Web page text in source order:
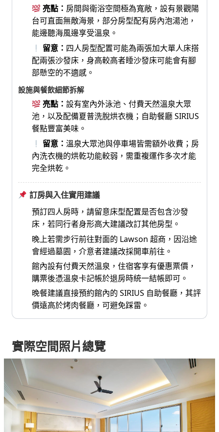
亮點： 房間與衛浴空間極為寬敞，設有景觀陽
台可直面無敵海景，部分房型配有房內泡湯池，
能邊聽海風邊享受溫泉。
留意： 四人房型配置可能為兩張加大單人床搭
配兩張沙發床，身高較高者睡沙發床可能會有腳
部懸空的不適感。
設施與餐飲細節拆解
亮點：設有室內外泳池、付費天然溫泉大眾
池，以及配備夏普洗脫烘衣機；自助餐廳 SIRIUS
餐點豐富美味。
留意：溫泉大眾池與停車場皆需額外收費；房
內洗衣機的烘乾功能較弱，需重複運作多次才能
完全烘乾。
訂房與入住實用建議
預訂四人房時，請留意床型配置是否包含沙發
床，若同行者身形高大建議改訂其他房型。
晚上若需步行前往對面的 Lawson 超商，因沿途
會經過墓園，介意者建議改採開車前往。
館內設有付費天然溫泉，住宿客享有優惠票價，
購票後憑溫泉卡記帳於退房時統一結帳即可。
晚餐建議直接預約館內的 SIRIUS 自助餐廳，其評
價遠高於烤肉餐廳，可避免踩雷。
實際空間照片總覽